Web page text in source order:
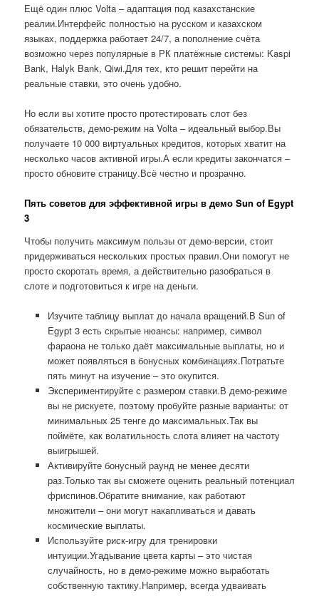
Ещё один плюс Volta – адаптация под казахстанские
реалии.Интерфейс полностью на русском и казахском
языках, поддержка работает 24/7, а пополнение счёта
возможно через популярные в РК платёжные системы: Kaspi
Bank, Halyk Bank, Qiwi.Для тех, кто решит перейти на
реальные ставки, это очень удобно.
Но если вы хотите просто протестировать слот без
обязательств, демо-режим на Volta – идеальный выбор.Вы
получаете 10 000 виртуальных кредитов, которых хватит на
несколько часов активной игры.А если кредиты закончатся –
просто обновите страницу.Всё честно и прозрачно.
Пять советов для эффективной игры в демо Sun of Egypt
3
Чтобы получить максимум пользы от демо-версии, стоит
придерживаться нескольких простых правил.Они помогут не
просто скоротать время, а действительно разобраться в
слоте и подготовиться к игре на деньги.
Изучите таблицу выплат до начала вращений.В Sun of
Egypt 3 есть скрытые нюансы: например, символ
фараона не только даёт максимальные выплаты, но и
может появляться в бонусных комбинациях.Потратьте
пять минут на изучение – это окупится.
Экспериментируйте с размером ставки.В демо-режиме
вы не рискуете, поэтому пробуйте разные варианты: от
минимальных 25 тенге до максимальных.Так вы
поймёте, как волатильность слота влияет на частоту
выигрышей.
Активируйте бонусный раунд не менее десяти
раз.Только так вы сможете оценить реальный потенциал
фриспинов.Обратите внимание, как работают
множители – они могут накапливаться и давать
космические выплаты.
Используйте риск-игру для тренировки
интуиции.Угадывание цвета карты – это чистая
случайность, но в демо-режиме можно выработать
собственную тактику.Например, всегда удваивать